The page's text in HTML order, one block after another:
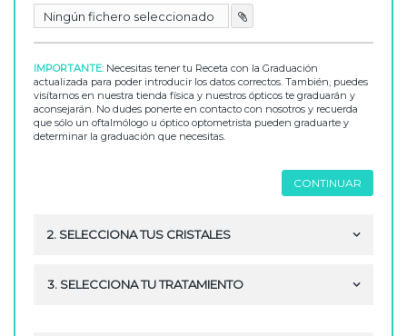
Ningún fichero seleccionado 
IMPORTANTE: Necesitas tener tu Receta con la Graduación
actualizada para poder introducir los datos correctos. También, puedes
visítarnos en nuestra tienda física y nuestros ópticos te graduarán y
aconsejarán. No dudes ponerte en contacto con nosotros y recuerda
que sólo un oftalmólogo u óptico optometrista pueden graduarte y
determinar la graduación que necesitas.
CONTINUAR
2. SELECCIONA TUS CRISTALES
3. SELECCIONA TU TRATAMIENTO